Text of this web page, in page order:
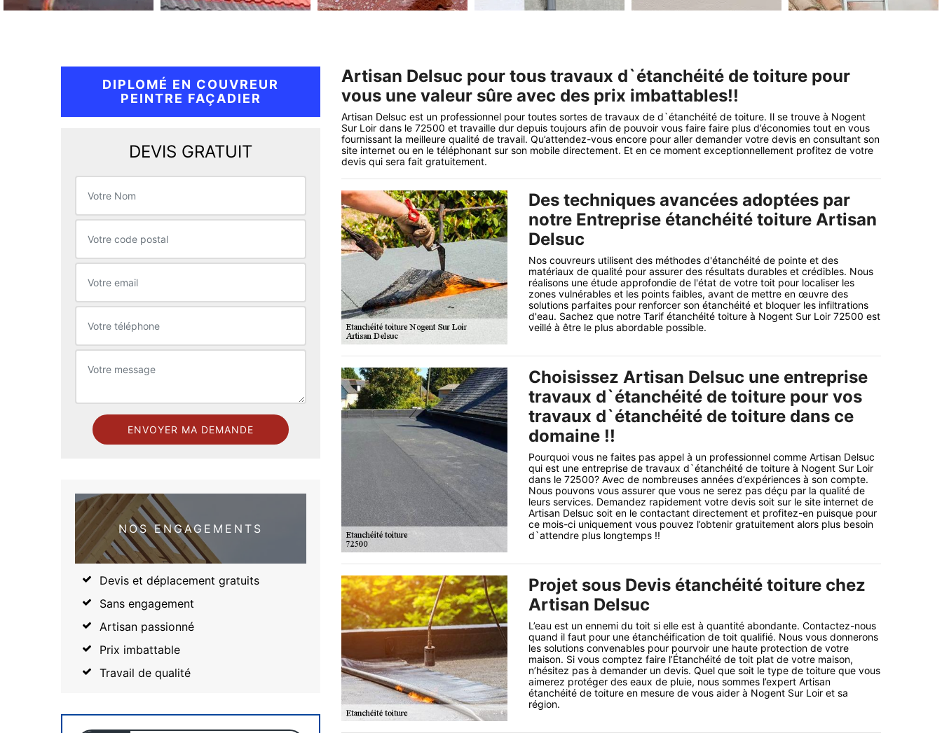
DIPLOMÉ EN COUVREUR
PEINTRE FAÇADIER
DEVIS GRATUIT
NOS ENGAGEMENTS
Devis et déplacement gratuits
Sans engagement
Artisan passionné
Prix imbattable
Travail de qualité
Artisan Delsuc pour tous travaux d`étanchéité de toiture pour
vous une valeur sûre avec des prix imbattables!!
Artisan Delsuc est un professionnel pour toutes sortes de travaux de d`étanchéité de toiture. Il se trouve à Nogent
Sur Loir dans le 72500 et travaille dur depuis toujours afin de pouvoir vous faire faire plus d’économies tout en vous
fournissant la meilleure qualité de travail. Qu’attendez-vous encore pour aller demander votre devis en consultant son
site internet ou en le téléphonant sur son mobile directement. Et en ce moment exceptionnellement profitez de votre
devis qui sera fait gratuitement.
Des techniques avancées adoptées par
notre Entreprise étanchéité toiture Artisan
Delsuc
Nos couvreurs utilisent des méthodes d'étanchéité de pointe et des
matériaux de qualité pour assurer des résultats durables et crédibles. Nous
réalisons une étude approfondie de l'état de votre toit pour localiser les
zones vulnérables et les points faibles, avant de mettre en œuvre des
solutions parfaites pour renforcer son étanchéité et bloquer les infiltrations
d'eau. Sachez que notre Tarif étanchéité toiture à Nogent Sur Loir 72500 est
veillé à être le plus abordable possible.
Choisissez Artisan Delsuc une entreprise
travaux d`étanchéité de toiture pour vos
travaux d`étanchéité de toiture dans ce
domaine !!
Pourquoi vous ne faites pas appel à un professionnel comme Artisan Delsuc
qui est une entreprise de travaux d`étanchéité de toiture à Nogent Sur Loir
dans le 72500? Avec de nombreuses années d’expériences à son compte.
Nous pouvons vous assurer que vous ne serez pas déçu par la qualité de
leurs services. Demandez rapidement votre devis soit sur le site internet de
Artisan Delsuc soit en le contactant directement et profitez-en puisque pour
ce mois-ci uniquement vous pouvez l’obtenir gratuitement alors plus besoin
d`attendre plus longtemps !!
Projet sous Devis étanchéité toiture chez
Artisan Delsuc
L’eau est un ennemi du toit si elle est à quantité abondante. Contactez-nous
quand il faut pour une étanchéification de toit qualifié. Nous vous donnerons
les solutions convenables pour pourvoir une haute protection de votre
maison. Si vous comptez faire l’Étanchéité de toit plat de votre maison,
n’hésitez pas à demander un devis. Quel que soit le type de toiture que vous
aimerez protéger des eaux de pluie, nous sommes l’expert Artisan
étanchéité de toiture en mesure de vous aider à Nogent Sur Loir et sa
région.